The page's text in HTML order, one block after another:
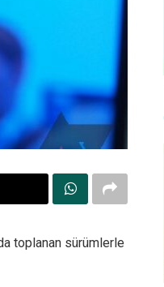
toplanan sürümlerle